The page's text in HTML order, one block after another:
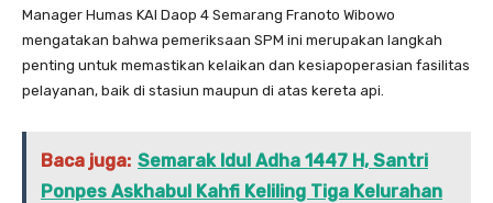
Manager Humas KAI Daop 4 Semarang Franoto Wibowo
mengatakan bahwa pemeriksaan SPM ini merupakan langkah
penting untuk memastikan kelaikan dan kesiapoperasian fasilitas
pelayanan, baik di stasiun maupun di atas kereta api.
Baca juga: Semarak Idul Adha 1447 H, Santri
Ponpes Askhabul Kahfi Keliling Tiga Kelurahan